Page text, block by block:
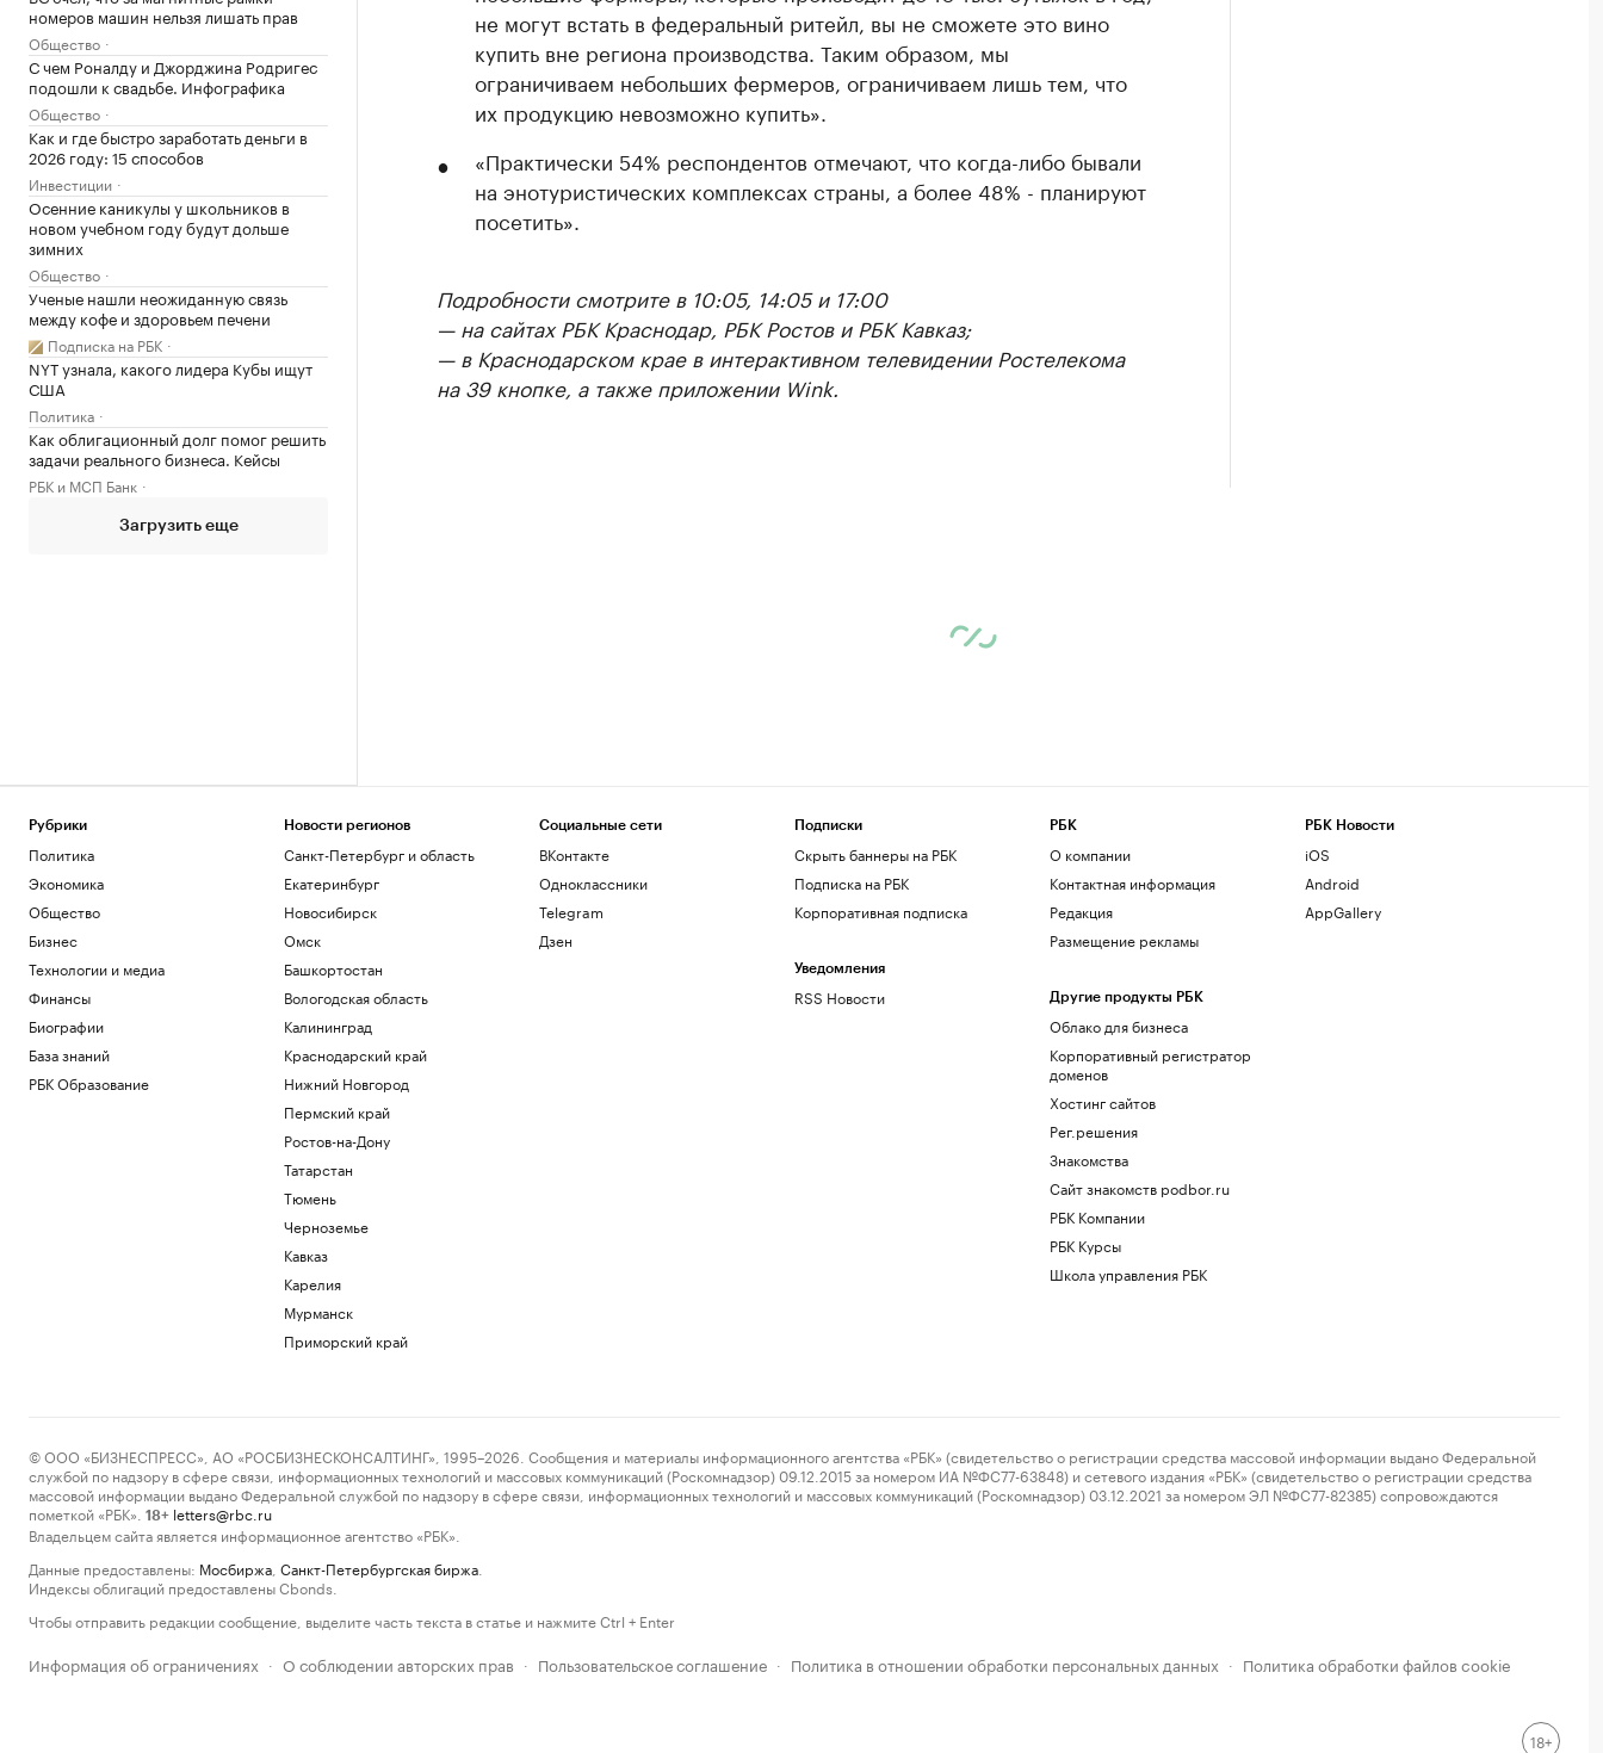
номеров машин нельзя лишать прав
Общество
С чем Роналду и Джорджина Родригес
подошли к свадьбе. Инфографика
Общество
Как и где быстро заработать деньги в
2026 году: 15 способов
Инвестиции
Осенние каникулы у школьников в
новом учебном году будут дольше
зимних
Общество
Ученые нашли неожиданную связь
между кофе и здоровьем печени
Подписка на РБК
NYT узнала, какого лидера Кубы ищут
США
Политика
Как облигационный долг помог решить
задачи реального бизнеса. Кейсы
РБК и МСП Банк
Загрузить еще
не могут встать в федеральный ритейл, вы не сможете это вино
купить вне региона производства. Таким образом, мы
ограничиваем небольших фермеров, ограничиваем лишь тем, что
их продукцию невозможно купить».
«Практически 54% респондентов отмечают, что когда-либо бывали
на энотуристических комплексах страны, а более 48% - планируют
посетить».
Подробности смотрите в 10:05, 14:05 и 17:00
— на сайтах РБК Краснодар, РБК Ростов и РБК Кавказ;
— в Краснодарском крае в интерактивном телевидении Ростелекома
на 39 кнопке, а также приложении Wink.
Рубрики
Политика
Экономика
Общество
Бизнес
Технологии и медиа
Финансы
Биографии
База знаний
РБК Образование
Новости регионов
Санкт-Петербург и область
Екатеринбург
Новосибирск
Омск
Башкортостан
Вологодская область
Калининград
Краснодарский край
Нижний Новгород
Пермский край
Ростов-на-Дону
Татарстан
Тюмень
Черноземье
Кавказ
Карелия
Мурманск
Приморский край
Социальные сети
ВКонтакте
Одноклассники
Telegram
Дзен
Подписки
Скрыть баннеры на РБК
Подписка на РБК
Корпоративная подписка
Уведомления
RSS Новости
РБК
О компании
Контактная информация
Редакция
Размещение рекламы
Другие продукты РБК
Облако для бизнеса
Корпоративный регистратор
доменов
Хостинг сайтов
Рег.решения
Знакомства
Сайт знакомств podbor.ru
РБК Компании
РБК Курсы
Школа управления РБК
РБК Новости
iOS
Android
AppGallery
© ООО «БИЗНЕСПРЕСС», АО «РОСБИЗНЕСКОНСАЛТИНГ», 1995–2026. Сообщения и материалы информационного агентства «РБК» (свидетельство о регистрации средства массовой информации выдано Федеральной
службой по надзору в сфере связи, информационных технологий и массовых коммуникаций (Роскомнадзор) 09.12.2015 за номером ИА №ФС77-63848) и сетевого издания «РБК» (свидетельство о регистрации средства
массовой информации выдано Федеральной службой по надзору в сфере связи, информационных технологий и массовых коммуникаций (Роскомнадзор) 03.12.2021 за номером ЭЛ №ФС77-82385) сопровождаются
пометкой «РБК».
18+ letters@rbc.ru
Владельцем сайта является информационное агентство «РБК».
Данные предоставлены: Мосбиржа Санкт-Петербургская биржа
Индексы облигаций предоставлены Cbonds.
Чтобы отправить редакции сообщение, выделите часть текста в статье и нажмите Ctrl + Enter
Информация об ограничениях · О соблюдении авторских прав · Пользовательское соглашение · Политика в отношении обработки персональных данных · Политика обработки файлов cookie
18+